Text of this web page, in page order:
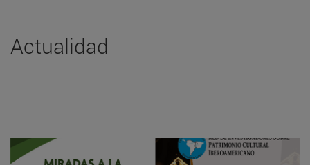
Actualidad